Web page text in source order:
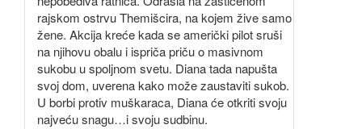
rajskom ostrvu Themišcira, na kojem žive samo
žene. Akcija kreće kada se američki pilot sruši
na njihovu obalu i ispriča priču o masivnom
sukobu u spoljnom svetu. Diana tada napušta
svoj dom, uverena kako može zaustaviti sukob.
U borbi protiv muškaraca, Diana će otkriti svoju
najveću snagu…i svoju sudbinu.